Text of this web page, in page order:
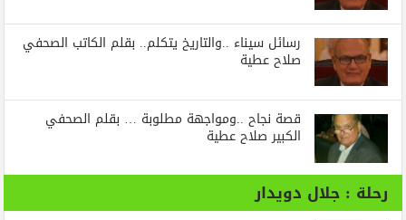
رسائل‭ ‬سيناء‭.. ‬والتاريخ‭ ‬يتكلم.. بقلم الكاتب الصحفي
صلاح عطية
قصة نجاح ..ومواجهة مطلوبة … بقلم الصحفي
الكبير صلاح عطية
رحلة : جلال دويدار